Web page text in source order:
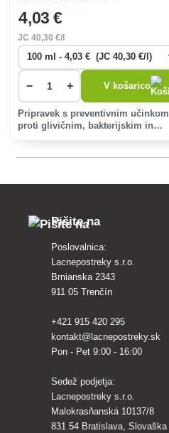
4,03 €
JC40,30 €/l
− + V košarico
Pripravek s preventivnim učinkom
proti glivičnim, bakterijskim in
Pišite na
Poslovalnica:
Lacnepostreky s.r.o.
Brnianska 2343
911 05 Trenčín
+421 915 420 295
kontakt@lacnepostreky.sk
Pon - Pet 9:00 - 16:00
Sedež podjetja:
Lacnepostreky s.r.o.
Malokrasňanská 10137/8
831 54 Bratislava, Slovaška